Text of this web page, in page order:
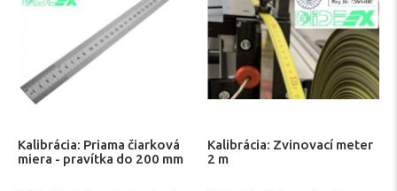
Kalibrácia: Priama čiarková
miera - pravítka do 200 mm
Kalibrácia: Zvinovací meter
2 m